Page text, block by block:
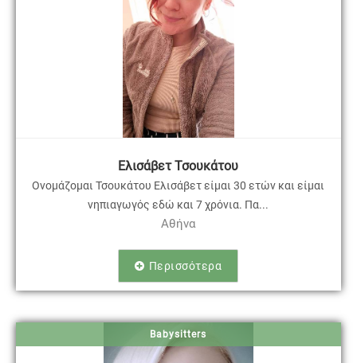
Ελισάβετ Τσουκάτου
Ονομάζομαι Τσουκάτου Ελισάβετ είμαι 30 ετών και είμαι
νηπιαγωγός εδώ και 7 χρόνια. Πα...
Αθήνα
Περισσότερα
Babysitters